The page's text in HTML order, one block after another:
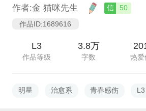
作者:金 猫咪先生 信
50
作品ID:1689616
L3
作品等级
3.8万
字数 热爱
明星 治愈系 青春感伤 L3